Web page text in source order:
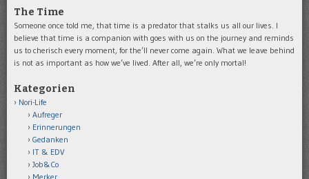
The Time
Someone once told me, that time is a predator that stalks us all our lives. I
believe that time is a companion with goes with us on the journey and reminds
us to cherisch every moment, for the’ll never come again. What we leave behind
is not as important as how we’ve lived. After all, we’re only mortal!
Kategorien
Nori-Life
Aufreger
Erinnerungen
Gedanken
IT & EDV
Job&Co
Merker